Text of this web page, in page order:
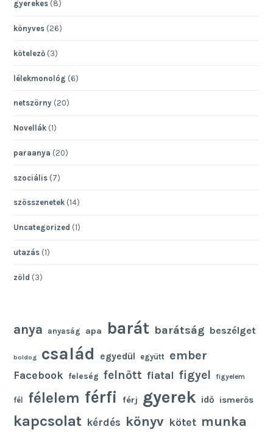
gyerekes (8)
könyves (26)
kötelező (3)
lélekmonológ (6)
netszörny (20)
Novellák (1)
paraanya (20)
szociális (7)
szösszenetek (14)
Uncategorized (1)
utazás (1)
zöld (3)
anya anyaság apa barát barátság beszélget
boldog család egyedül együtt ember
Facebook feleség felnőtt fiatal figyel figyelem
fél félelem férfi férj gyerek idő ismerős
kapcsolat kérdés könyv kötet munka